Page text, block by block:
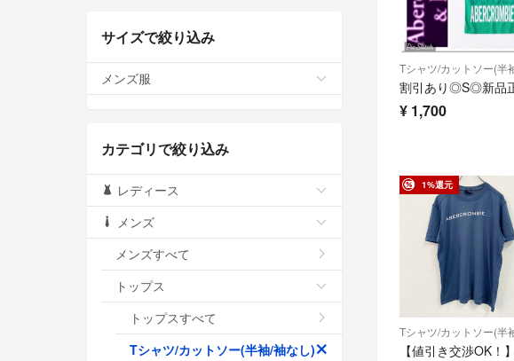
¥ 1,700
1%還元
サイズで絞り込み
メンズ服
カテゴリで絞り込み
レディース
メンズ
メンズすべて
トップス
トップスすべて
Tシャツ/カットソー(半袖/袖なし)